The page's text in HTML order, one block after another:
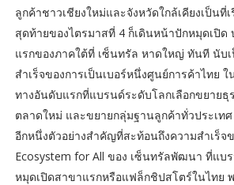
ลูกค้าชาวเชียงใหม่และจังหวัดใกล้เคียงเป็นที่
สุดท้ายของไตรมาสที่ 4 ก็เดินหน้าปักหมุดเปิด
แรกของภาคใต้ที่ เซ็นทรัล หาดใหญ่ ทันที นับ
สำเร็จของการเป็นเบอร์หนึ่งศูนย์การค้าไทย
ทางอันดับแรกที่แบรนด์ระดับโลกเลือกขยายธุ
ตลาดใหม่ และขยายกลุ่มฐานลูกค้าทั่วประเท
อีกหนึ่งตัวอย่างสำคัญที่สะท้อนถึงความสำเร็จ
Ecosystem for All ของ เซ็นทรัลพัฒนา ที่แบ
หมุดเปิดสาขาแรกหรือแฟล็กชิปสโตร์ในไทย